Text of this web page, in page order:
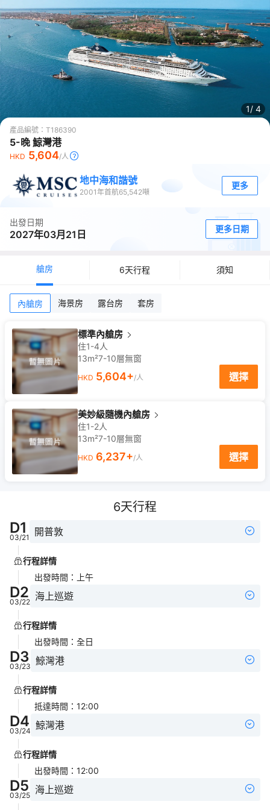
1/ 4
產品編號： T186390
5-晚 鯨灣港
HKD 5,604/人
地中海和諧號
2001年首航65,542噸
更多
出發日期
2027年03月21日 更多日期
艙房 6天行程 須知
內艙房 海景房 露台房 套房
標準內艙房
住1-4人
13m²7-10層無窗
HKD 5,604+/人 選擇
美妙級隨機內艙房
住1-2人
13m²7-10層無窗
HKD 6,237+/人 選擇
6天行程
D1
03/21 開普敦
行程詳情
出發時間 ： 上午
D2
03/22 海上巡遊
行程詳情
出發時間 ： 全日
D3
03/23 鯨灣港
行程詳情
抵達時間 ： 12:00
D4
03/24 鯨灣港
行程詳情
出發時間 ： 12:00
D5
03/25 海上巡遊